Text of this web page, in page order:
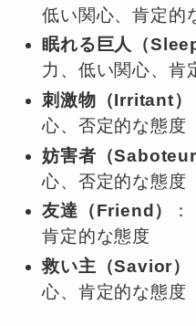
低い関心、肯定的
眠れる巨人（
力、低い関心、肯
刺激物（Irritant）
心、否定的な態度
妨害者（Saboteur
心、否定的な態度
友達（Friend）
肯定的な態度
救い主（Savior）
心、肯定的な態度